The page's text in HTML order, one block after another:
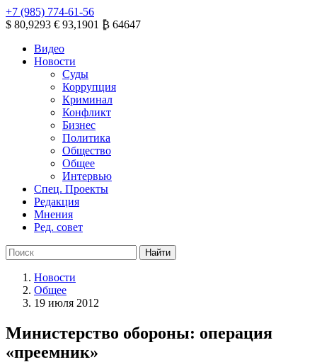
+7 (985) 774-61-56
$ 80,9293 € 93,1901 ₿ 64647
Видео
Новости
Суды
Коррупция
Криминал
Конфликт
Бизнес
Политика
Общество
Общее
Интервью
Спец. Проекты
Редакция
Мнения
Ред. совет
Новости
Общее
19 июля 2012
Министерство обороны: операция
«преемник»